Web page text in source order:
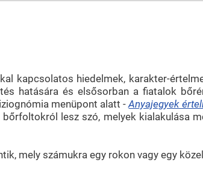
kapcsolatos hiedelmek, karakter-
hatására és elsősorban a fiatalok
menüpont alatt -Anyajegyek
lesz szó, melyek kialakulása
mely számukra egy rokon vagy egy